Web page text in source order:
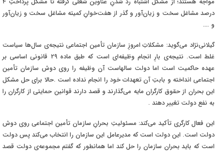
درصد مشاغل سخت و زیان‌آور و گذر از هفت‌خوانِ کمیته مشاغل سخت و زیان‌آور
و ….
گیلانی‌نژاد می‌گوید: مشکلاتِ امروزِ سازمان تأمین اجتماعی نتیجه‌ی سال‌ها سیاست
غلط است. نتیجه‌ی بارِ انجام وظیفه‌ای است که طبق ماده ۲۹ قانونی اساسی بر
عهده حاکمیت است اما دولت سالهاست آن وظیفه را روی دوش سازمان تأمین
اجتماعی انداخته و بابتِ آن تعهدات خود را انجام نداده است .حالا برای حل مشکل
این بحران از حقوق کارگران مایه می‌گذارند و قصد دارند قوانین حمایتی از کارگران را
به نفع دولت تغییر دهند .
این فعال کارگری تأکید می‌کند: مسئولیتِ بحرانِ سازمان تأمین اجتماعی روی دوش
دولت است. این دولت است که مدیرعامل این سازمان را انتخاب می‌کند پس دولت
است که باید بحران سازمان را حل کند اما همانطور که گفتم مجموعه‌ی دولت قصد